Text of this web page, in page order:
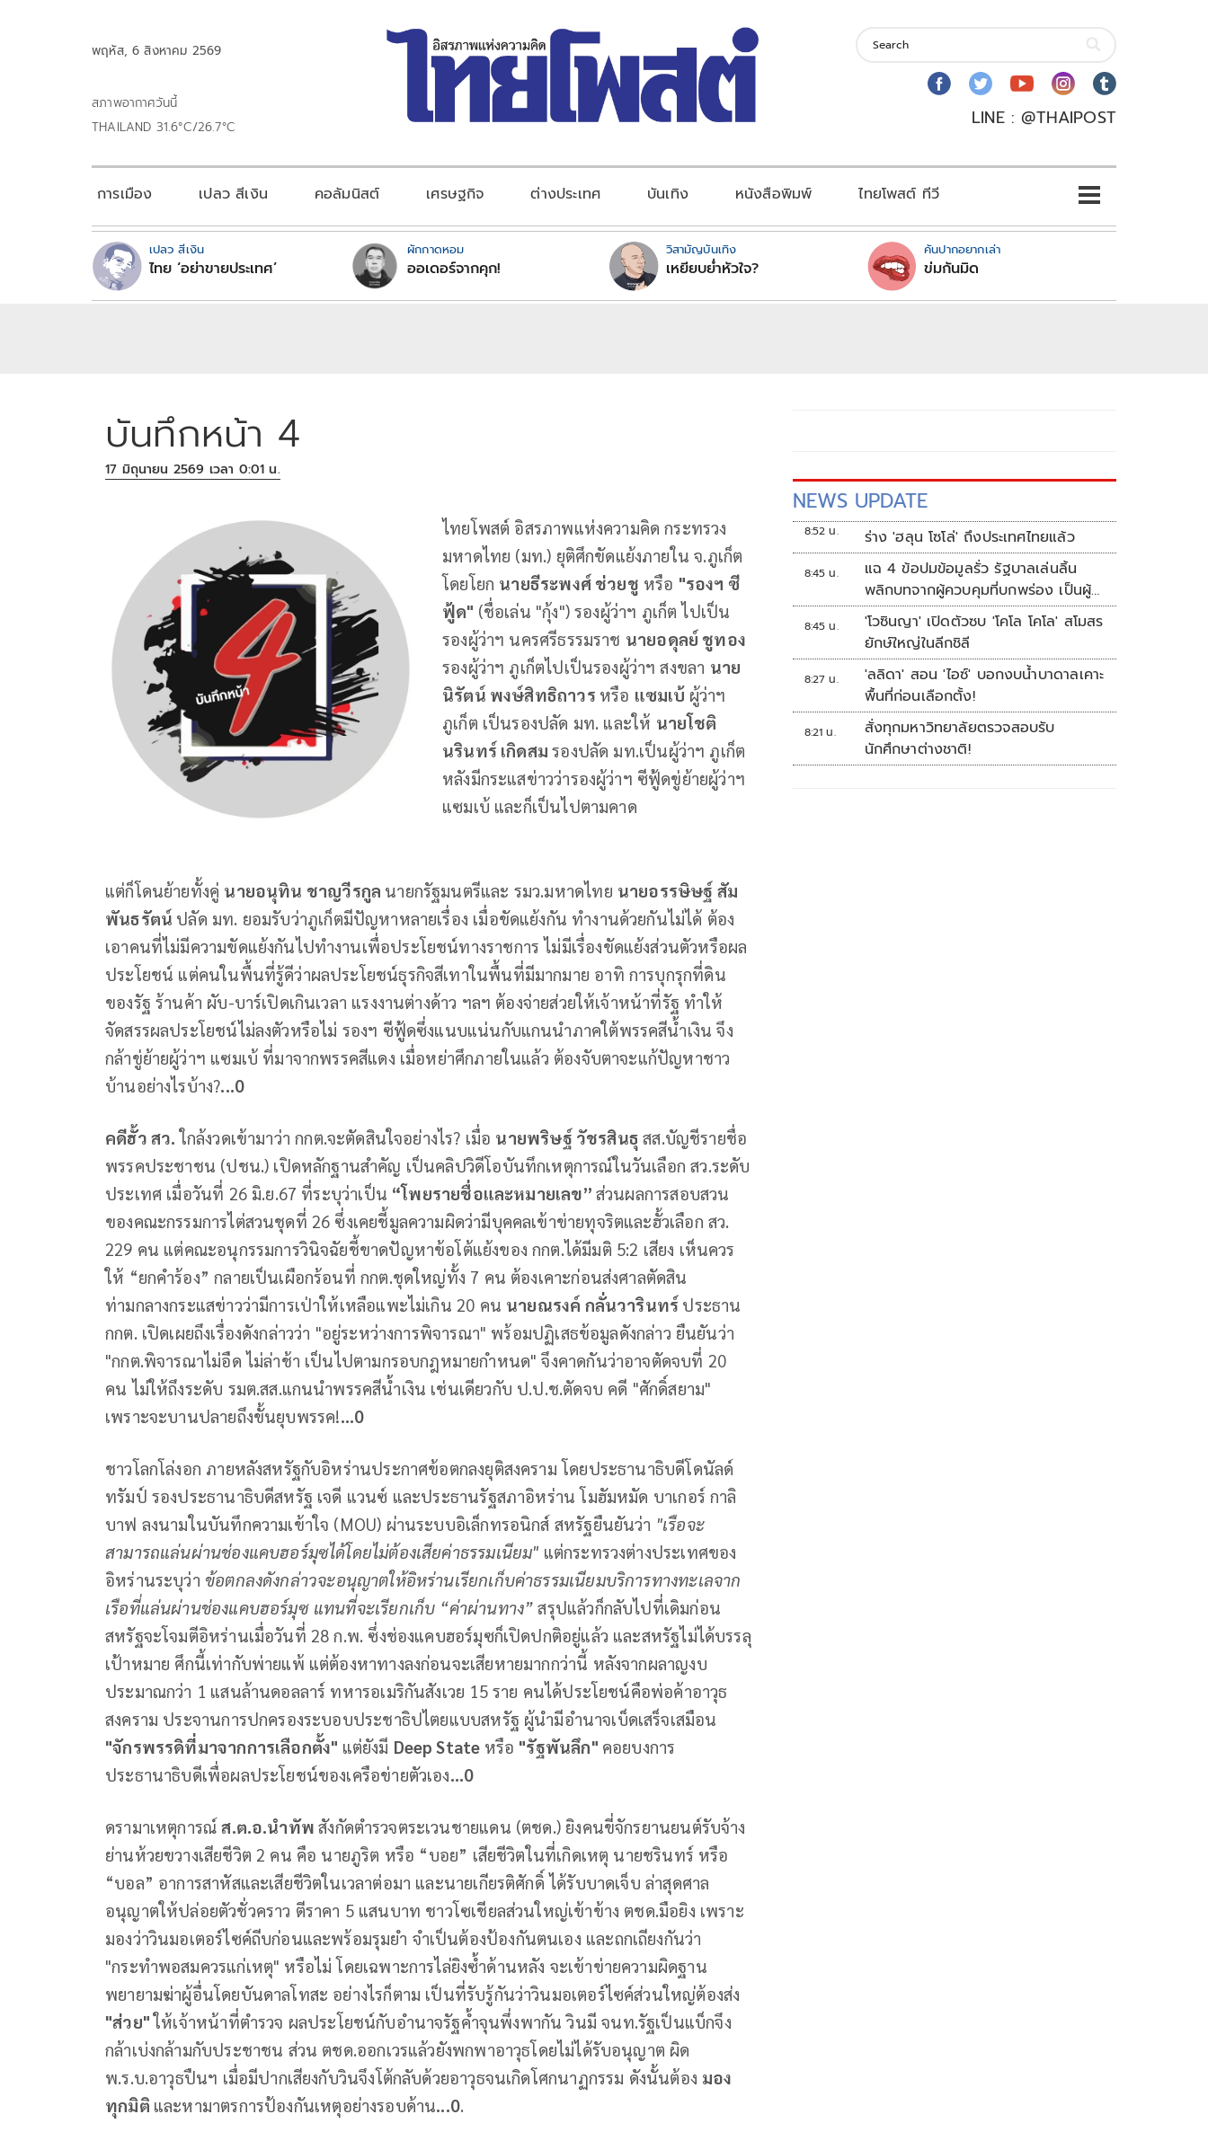
พฤหัส, 6 สิงหาคม 2569
สภาพอากาศวันนี้
THAILAND 31.6°C/26.7°C
LINE : @THAIPOST
การเมือง เปลว สีเงิน คอลัมนิสต์ เศรษฐกิจ ต่างประเทศ บันเทิง หนังสือพิมพ์ ไทยโพสต์ ทีวี
เปลว สีเงิน
ไทย ‘อย่าขายประเทศ’
ผักกาดหอม
ออเดอร์จากคุก!
วิสามัญบันเทิง
เหยียบย่ำหัวใจ?
คันปากอยากเล่า
ข่มกันมิด
บันทึกหน้า 4
17 มิถุนายน 2569 เวลา 0:01 น.
ไทยโพสต์ อิสรภาพแห่งความคิด กระทรวง
มหาดไทย (มท.) ยุติศึกขัดแย้งภายใน จ.ภูเก็ต
โดยโยก นายธีระพงศ์ ช่วยชู หรือ "รองฯ ซี
ฟู้ด" (ชื่อเล่น "กุ้ง") รองผู้ว่าฯ ภูเก็ต ไปเป็น
รองผู้ว่าฯ นครศรีธรรมราช นายอดุลย์ ชูทอง
รองผู้ว่าฯ ภูเก็ตไปเป็นรองผู้ว่าฯ สงขลา นาย
นิรัตน์ พงษ์สิทธิถาวร หรือ แซมเบ้ ผู้ว่าฯ
ภูเก็ต เป็นรองปลัด มท. และให้ นายโชติ
นรินทร์ เกิดสมรองปลัด มท.เป็นผู้ว่าฯ ภูเก็ต
หลังมีกระแสข่าวว่ารองผู้ว่าฯ ซีฟู้ดขู่ย้ายผู้ว่าฯ
แซมเบ้ และก็เป็นไปตามคาด
แต่ก็โดนย้ายทั้งคู่ นายอนุทิน ชาญวีรกูล นายกรัฐมนตรีและ รมว.มหาดไทย นายอรรษิษฐ์ สัม
พันธรัตน์ ปลัด มท. ยอมรับว่าภูเก็ตมีปัญหาหลายเรื่อง เมื่อขัดแย้งกัน ทำงานด้วยกันไม่ได้ ต้อง
เอาคนที่ไม่มีความขัดแย้งกันไปทำงานเพื่อประโยชน์ทางราชการ ไม่มีเรื่องขัดแย้งส่วนตัวหรือผล
ประโยชน์ แต่คนในพื้นที่รู้ดีว่าผลประโยชน์ธุรกิจสีเทาในพื้นที่มีมากมาย อาทิ การบุกรุกที่ดิน
ของรัฐ ร้านค้า ผับ-บาร์เปิดเกินเวลา แรงงานต่างด้าว ฯลฯ ต้องจ่ายส่วยให้เจ้าหน้าที่รัฐ ทำให้
จัดสรรผลประโยชน์ไม่ลงตัวหรือไม่ รองฯ ซีฟู้ดซึ่งแนบแน่นกับแกนนำภาคใต้พรรคสีน้ำเงิน จึง
กล้าขู่ย้ายผู้ว่าฯ แซมเบ้ ที่มาจากพรรคสีแดง เมื่อหย่าศึกภายในแล้ว ต้องจับตาจะแก้ปัญหาชาว
บ้านอย่างไรบ้าง?...0
คดีฮั้ว สว.ใกล้งวดเข้ามาว่า กกต.จะตัดสินใจอย่างไร? เมื่อ นายพริษฐ์ วัชรสินธุสส.บัญชีรายชื่อ
พรรคประชาชน (ปชน.) เปิดหลักฐานสำคัญ เป็นคลิปวิดีโอบันทึกเหตุการณ์ในวันเลือก สว.ระดับ
ประเทศ เมื่อวันที่ 26 มิ.ย.67 ที่ระบุว่าเป็น “โพยรายชื่อและหมายเลข” ส่วนผลการสอบสวน
ของคณะกรรมการไต่สวนชุดที่ 26 ซึ่งเคยชี้มูลความผิดว่ามีบุคคลเข้าข่ายทุจริตและฮั้วเลือก สว.
229 คน แต่คณะอนุกรรมการวินิจฉัยชี้ขาดปัญหาข้อโต้แย้งของ กกต.ได้มีมติ 5:2 เสียง เห็นควร
ให้ “ยกคำร้อง” กลายเป็นเผือกร้อนที่ กกต.ชุดใหญ่ทั้ง 7 คน ต้องเคาะก่อนส่งศาลตัดสิน
ท่ามกลางกระแสข่าวว่ามีการเป่าให้เหลือแพะไม่เกิน 20 คน นายณรงค์ กลั่นวารินทร์ ประธาน
กกต. เปิดเผยถึงเรื่องดังกล่าวว่า "อยู่ระหว่างการพิจารณา" พร้อมปฏิเสธข้อมูลดังกล่าว ยืนยันว่า
"กกต.พิจารณาไม่อืด ไม่ล่าช้า เป็นไปตามกรอบกฎหมายกำหนด" จึงคาดกันว่าอาจตัดจบที่ 20
คน ไม่ให้ถึงระดับ รมต.สส.แกนนำพรรคสีน้ำเงิน เช่นเดียวกับ ป.ป.ช.ตัดจบ คดี "ศักดิ์สยาม"
เพราะจะบานปลายถึงขั้นยุบพรรค!...0
ชาวโลกโล่งอก ภายหลังสหรัฐกับอิหร่านประกาศข้อตกลงยุติสงคราม โดยประธานาธิบดีโดนัลด์
ทรัมป์ รองประธานาธิบดีสหรัฐ เจดี แวนซ์ และประธานรัฐสภาอิหร่าน โมฮัมหมัด บาเกอร์ กาลิ
บาฟ ลงนามในบันทึกความเข้าใจ (MOU) ผ่านระบบอิเล็กทรอนิกส์ สหรัฐยืนยันว่า "เรือจะ
สามารถแล่นผ่านช่องแคบฮอร์มุซได้โดยไม่ต้องเสียค่าธรรมเนียม" แต่กระทรวงต่างประเทศของ
อิหร่านระบุว่า ข้อตกลงดังกล่าวจะอนุญาตให้อิหร่านเรียกเก็บค่าธรรมเนียมบริการทางทะเลจาก
เรือที่แล่นผ่านช่องแคบฮอร์มุซ แทนที่จะเรียกเก็บ “ค่าผ่านทาง”สรุปแล้วก็กลับไปที่เดิมก่อน
สหรัฐจะโจมตีอิหร่านเมื่อวันที่ 28 ก.พ. ซึ่งช่องแคบฮอร์มุซก็เปิดปกติอยู่แล้ว และสหรัฐไม่ได้บรรลุ
เป้าหมาย ศึกนี้เท่ากับพ่ายแพ้ แต่ต้องหาทางลงก่อนจะเสียหายมากกว่านี้ หลังจากผลาญงบ
ประมาณกว่า 1 แสนล้านดอลลาร์ ทหารอเมริกันสังเวย 15 ราย คนได้ประโยชน์คือพ่อค้าอาวุธ
สงคราม ประจานการปกครองระบอบประชาธิปไตยแบบสหรัฐ ผู้นำมีอำนาจเบ็ดเสร็จเสมือน
"จักรพรรดิที่มาจากการเลือกตั้ง" แต่ยังมี Deep State หรือ "รัฐพันลึก" คอยบงการ
ประธานาธิบดีเพื่อผลประโยชน์ของเครือข่ายตัวเอง...0
ดรามาเหตุการณ์ส.ต.อ.นำทัพสังกัดตำรวจตระเวนชายแดน (ตชด.) ยิงคนขี่จักรยานยนต์รับจ้าง
ย่านห้วยขวางเสียชีวิต 2 คน คือ นายภูริต หรือ “บอย” เสียชีวิตในที่เกิดเหตุ นายชรินทร์ หรือ
“บอล” อาการสาหัสและเสียชีวิตในเวลาต่อมา และนายเกียรติศักดิ์ ได้รับบาดเจ็บ ล่าสุดศาล
อนุญาตให้ปล่อยตัวชั่วคราว ตีราคา 5 แสนบาท ชาวโซเชียลส่วนใหญ่เข้าข้าง ตชด.มือยิง เพราะ
มองว่าวินมอเตอร์ไซค์ถีบก่อนและพร้อมรุมยำ จำเป็นต้องป้องกันตนเอง และถกเถียงกันว่า
"กระทำพอสมควรแก่เหตุ" หรือไม่ โดยเฉพาะการไล่ยิงซ้ำด้านหลัง จะเข้าข่ายความผิดฐาน
พยายามฆ่าผู้อื่นโดยบันดาลโทสะ อย่างไรก็ตาม เป็นที่รับรู้กันว่าวินมอเตอร์ไซค์ส่วนใหญ่ต้องส่ง
"ส่วย"ให้เจ้าหน้าที่ตำรวจ ผลประโยชน์กับอำนาจรัฐค้ำจุนพึ่งพากัน วินมี จนท.รัฐเป็นแบ็กจึง
กล้าเบ่งกล้ามกับประชาชน ส่วน ตชด.ออกเวรแล้วยังพกพาอาวุธโดยไม่ได้รับอนุญาต ผิด
พ.ร.บ.อาวุธปืนฯ เมื่อมีปากเสียงกับวินจึงโต้กลับด้วยอาวุธจนเกิดโศกนาฏกรรม ดังนั้นต้อง มอง
ทุกมิติ และหามาตรการป้องกันเหตุอย่างรอบด้าน...0.
NEWS UPDATE
8:52 น. ร่าง 'ฮลุน โซโล่' ถึงประเทศไทยแล้ว
8:45 น.
แฉ 4 ข้อปมข้อมูลรั่ว รัฐบาลเล่นลิ้น
พลิกบทจากผู้ควบคุมที่บกพร่อง เป็นผู้
เสียหายขู่ฟ้องคนเอาความจริงมาพูด
8:45 น.
'โวซินญา' เปิดตัวซบ 'โคโล โคโล' สโมสร
ยักษ์ใหญ่ในลีกชิลี
8:27 น.
'ลลิดา' สอน 'ไอซ์' บอกงบน้ำบาดาลเคาะ
พื้นที่ก่อนเลือกตั้ง!
8:21 น.
สั่งทุกมหาวิทยาลัยตรวจสอบรับ
นักศึกษาต่างชาติ!